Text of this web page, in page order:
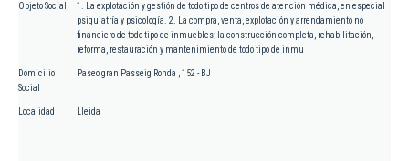
Objeto Social
1. La explotación y gestión de todo tipo de centros de atención médica, en especial
psiquiatría y psicología. 2. La compra, venta, explotación y arrendamiento no
financiero de todo tipo de inmuebles; la construcción completa, rehabilitación,
reforma, restauración y mantenimiento de todo tipo de inmu
Domicilio
Social
Paseo gran Passeig Ronda , 152 - BJ
Localidad Lleida